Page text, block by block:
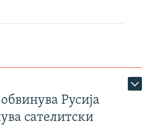
Русија
сателитски